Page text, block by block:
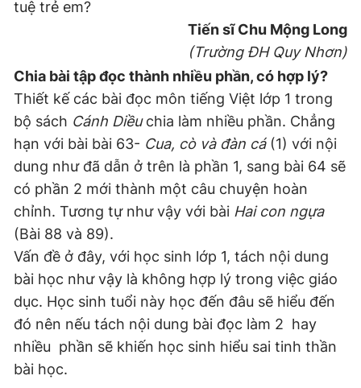
tuệ trẻ em?
Tiến sĩ Chu Mộng Long
(Trường ĐH Quy Nhơn)
Chia bài tập đọc thành nhiều phần, có hợp lý?
Thiết kế các bài đọc môn tiếng Việt lớp 1 trong
bộ sách Cánh Diềuchia làm nhiều phần. Chẳng
hạn với bài bài 63- Cua, cò và đàn cá(1) với nội
dung như đã dẫn ở trên là phần 1, sang bài 64 sẽ
có phần 2 mới thành một câu chuyện hoàn
chỉnh. Tương tự như vậy với bài Hai con ngựa
(Bài 88 và 89).
Vấn đề ở đây, với học sinh lớp 1, tách nội dung
bài học như vậy là không hợp lý trong việc giáo
dục. Học sinh tuổi này học đến đâu sẽ hiểu đến
đó nên nếu tách nội dung bài đọc làm 2 hay
nhiều phần sẽ khiến học sinh hiểu sai tinh thần
bài học.